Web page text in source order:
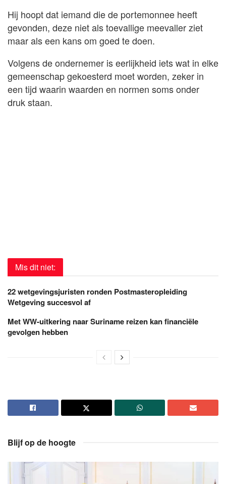
Hij hoopt dat iemand die de portemonnee heeft
gevonden, deze niet als toevallige meevaller ziet
maar als een kans om goed te doen.
Volgens de ondernemer is eerlijkheid iets wat in elke
gemeenschap gekoesterd moet worden, zeker in
een tijd waarin waarden en normen soms onder
druk staan.
Mis dit niet:
22 wetgevingsjuristen ronden Postmasteropleiding
Wetgeving succesvol af
Met WW-uitkering naar Suriname reizen kan financiële
gevolgen hebben
Blijf op de hoogte